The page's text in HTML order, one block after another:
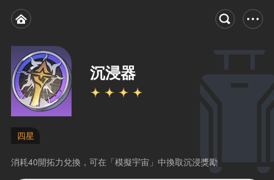
沉浸器
四星
消耗40開拓力兌換，可在「模擬宇宙」中換取沉浸獎勵